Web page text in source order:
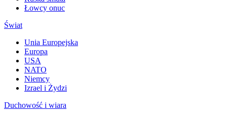
Łowcy onuc
Świat
Unia Europejska
Europa
USA
NATO
Niemcy
Izrael i Żydzi
Duchowość i wiara